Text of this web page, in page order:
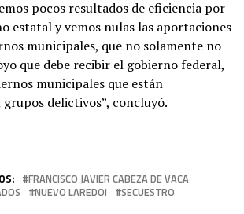
pocos resultados de eficiencia por
estatal y vemos nulas las aportaciones
municipales, que no solamente no
que debe recibir el gobierno federal,
municipales que están
delictivos”, concluyó.
FRANCISCO JAVIER CABEZA DE VACA
NUEVO LAREDOI
SECUESTRO